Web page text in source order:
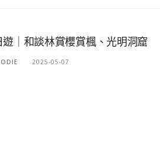
｜和談林賞櫻賞楓、光明洞窟
2025-05-07